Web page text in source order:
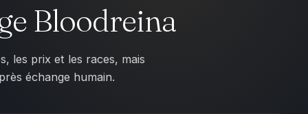
Bloodreina
les prix et les races, mais
échange humain.